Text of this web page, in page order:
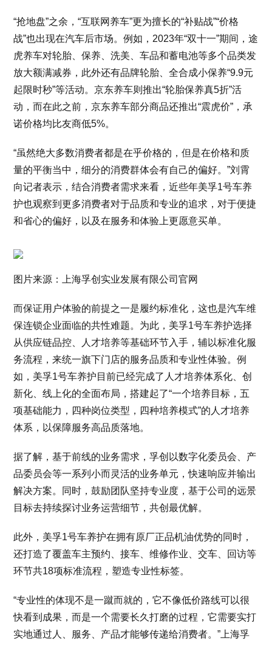
“抢地盘”之余，“互联网养车”更为擅长的“补贴战”“价格
战”也出现在汽车后市场。例如，2023年“双十一”期间，途
虎养车对轮胎、保养、洗美、车品和蓄电池等多个品类发
放大额满减券，此外还有品牌轮胎、全合成小保养“9.9元
起限时秒”等活动。京东养车则推出“轮胎保养真5折”活
动，而在此之前，京东养车部分商品还推出“震虎价”，承
诺价格均比友商低5%。
“虽然绝大多数消费者都是在乎价格的，但是在价格和质
量的平衡当中，细分的消费群体会有自己的偏好。”刘霄
向记者表示，结合消费者需求来看，近些年美孚1号车养
护也观察到更多消费者对于品质和专业的追求，对于便捷
和省心的偏好，以及在服务和体验上更愿意买单。
图片来源：上海孚创实业发展有限公司官网
而保证用户体验的前提之一是履约标准化，这也是汽车维
保连锁企业面临的共性难题。为此，美孚1号车养护选择
从供应链品控、人才培养等基础环节入手，辅以标准化服
务流程，来统一旗下门店的服务品质和专业性体验。例
如，美孚1号车养护目前已经完成了人才培养体系化、创
新化、线上化的全面布局，搭建起了“一个培养目标，五
项基础能力，四种岗位类型，四种培养模式”的人才培养
体系，以保障服务高品质落地。
据了解，基于前线的业务需求，孚创以数字化委员会、产
品委员会等一系列小而灵活的业务单元，快速响应并输出
解决方案。同时，鼓励团队坚持专业度，基于公司的远景
目标去持续探讨业务运营细节，共创最优解。
此外，美孚1号车养护在拥有原厂正品机油优势的同时，
还打造了覆盖车主预约、接车、维修作业、交车、回访等
环节共18项标准流程，塑造专业性标签。
“专业性的体现不是一蹴而就的，它不像低价路线可以很
快看到成果，而是一个需要长久打磨的过程，它需要实打
实地通过人、服务、产品才能够传递给消费者。”上海孚